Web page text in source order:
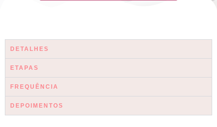
DETALHES
ETAPAS
FREQUÊNCIA
DEPOIMENTOS